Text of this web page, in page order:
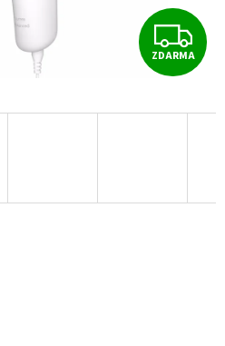
Z
D
A
ZDARMA